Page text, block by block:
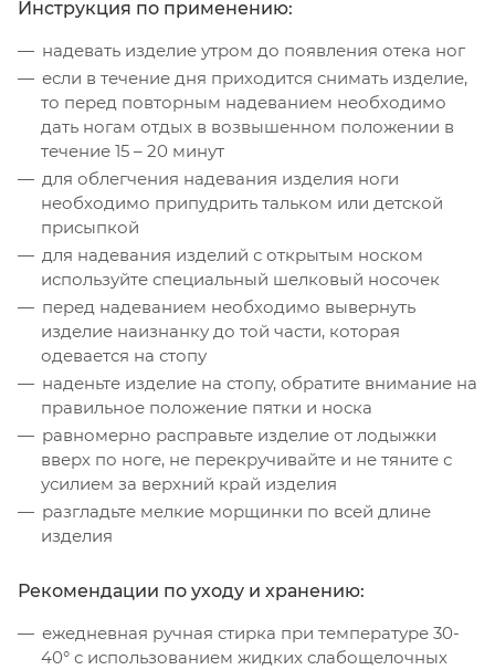
Инструкция по применению:
надевать изделие утром до появления отека ног
если в течение дня приходится снимать изделие,
то перед повторным надеванием необходимо
дать ногам отдых в возвышенном положении в
течение 15 – 20 минут
для облегчения надевания изделия ноги
необходимо припудрить тальком или детской
присыпкой
для надевания изделий с открытым носком
используйте специальный шелковый носочек
перед надеванием необходимо вывернуть
изделие наизнанку до той части, которая
одевается на стопу
наденьте изделие на стопу, обратите внимание на
правильное положение пятки и носка
равномерно расправьте изделие от лодыжки
вверх по ноге, не перекручивайте и не тяните с
усилием за верхний край изделия
разгладьте мелкие морщинки по всей длине
изделия
Рекомендации по уходу и хранению:
ежедневная ручная стирка при температуре 30-
40° с использованием жидких слабощелочных